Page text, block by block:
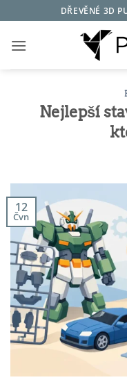
na
obsah
DŘEVĚNÉ 3D
Nejlepší
12
Čvn